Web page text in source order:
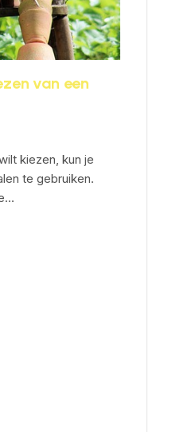
van een
kiezen, kun je
te gebruiken.